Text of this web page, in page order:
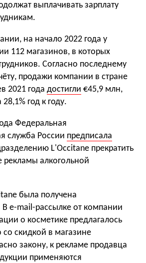
выплачивать зарплату
на начало 2022 года у
112 магазинов, в которых
Согласно последнему
продажи компании в стране
2021 года достигли €45,9 млн,
год к году.
Федеральная
служба России предписала
L'Occitane прекратить
рекламы алкогольной
была получена
В e-mail-рассылке от компании
о косметике предлагалось
скидкой в магазине
закону, к рекламе продавца
применяются